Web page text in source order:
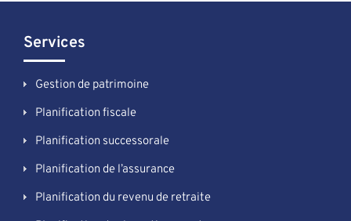
Services
Gestion de patrimoine
Planification fiscale
Planification successorale
Planification de l’assurance
Planification du revenu de retraite